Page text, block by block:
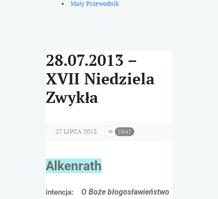
Mały Przewodnik
28.07.2013 –
XVII Niedziela
Zwykła
27 LIPCA 2013 2047
Alkenrath
intencja: O Boże błogosławieństwo